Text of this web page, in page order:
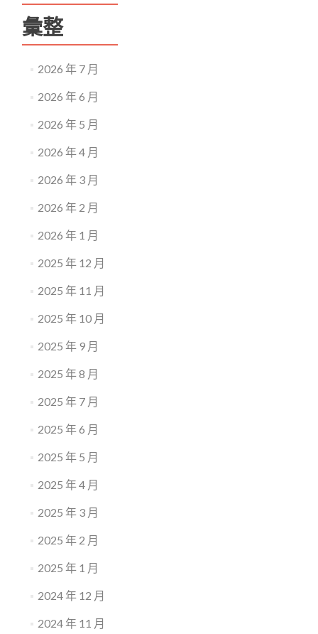
彙整
2026 年 7 月
2026 年 6 月
2026 年 5 月
2026 年 4 月
2026 年 3 月
2026 年 2 月
2026 年 1 月
2025 年 12 月
2025 年 11 月
2025 年 10 月
2025 年 9 月
2025 年 8 月
2025 年 7 月
2025 年 6 月
2025 年 5 月
2025 年 4 月
2025 年 3 月
2025 年 2 月
2025 年 1 月
2024 年 12 月
2024 年 11 月